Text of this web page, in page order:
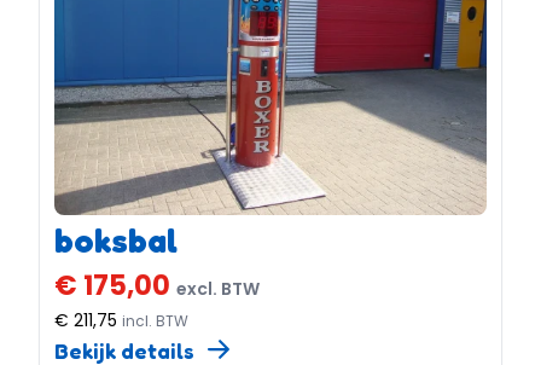
boksbal
€ 175,00 excl. BTW
€ 211,75 incl. BTW
Bekijk details